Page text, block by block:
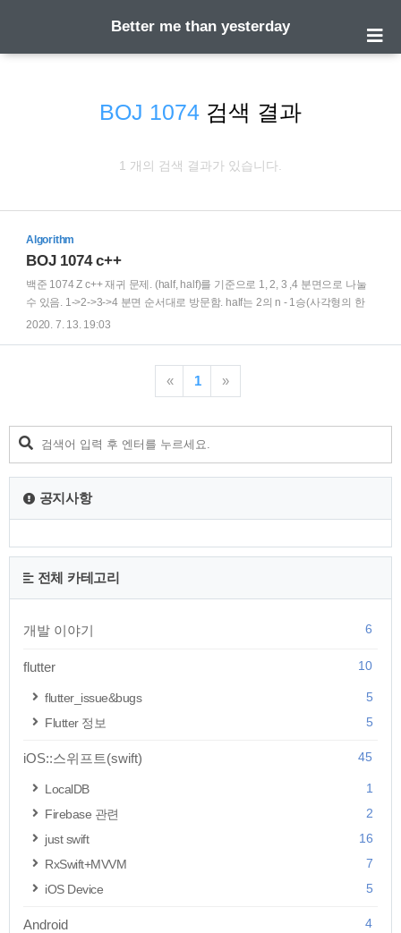
Better me than yesterday
BOJ 1074 검색 결과
1 개의 검색 결과가 있습니다.
Algorithm
BOJ 1074 c++
백준 1074 Z c++ 재귀 문제. (half, half)를 기준으로 1, 2, 3 ,4 분면으로 나눌
수 있음. 1->2->3->4 분면 순서대로 방문함. half는 2의 n - 1승(사각형의 한
변)을 의미. 2사분면은 half * half + 1사분면에 있을 경우의 위치. 3사분면은
n, int r, int c) { if (n == 0) return 0; int half = 1 = half) return half * half + z(n - 1,
2020. 7. 13. 19:03
« 1 »
공지사항
전체 카테고리
개발 이야기 6
flutter 10
flutter_issue&bugs
5
Flutter 정보
5
iOS::스위프트(swift) 45
LocalDB
1
Firebase 관련
2
just swift
16
RxSwift+MVVM
7
iOS Device
5
Android 4